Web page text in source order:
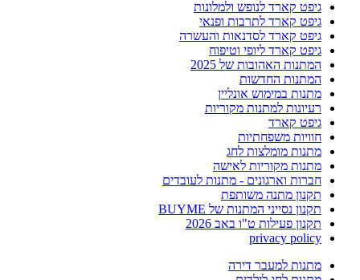
גיפט קארד לנופש ולמלונות
גיפט קארד לתרבות ופנאי
גיפט קארד לסדנאות והעשרה
גיפט קארד ליופי וטיפוח
המתנות האהובות של 2025
המתנות החדשות
מתנות במימוש אונליין
רעיונות למתנות מקוריות
גיפט קארד
חוויות משפחתיות
מתנות מומלצות לחג
מתנות מקוריות לאישה
חברות וארגונים - מתנות לעובדים
תקנון מתנה משותפת
תקנון נסייני המתנות של BUYME
תקנון פעילות ט"ו באב 2026
privacy policy
מתנות למעבר דירה